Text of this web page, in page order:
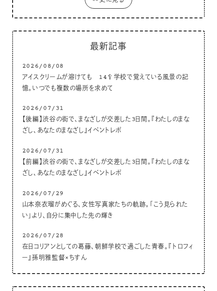
最新記事
2026/08/08
アイスクリームが溶けても 14🥄学校で覚えている風景の記
憶。いつでも複数の場所を求めて
2026/07/31
【後編】渋谷の街で、まなざしが交差した3日間。『わたしのまな
ざし、あなたのまなざし』イベントレポ
2026/07/31
【前編】渋谷の街で、まなざしが交差した3日間。『わたしのまな
ざし、あなたのまなざし』イベントレポ
2026/07/29
山本奈衣瑠がめぐる、女性写真家たちの軌跡。「こう見られた
い」より、自分に集中した先の輝き
2026/07/28
在日コリアンとしての葛藤、朝鮮学校で過ごした青春。『トロフィ
ー』孫明雅監督×ちすん